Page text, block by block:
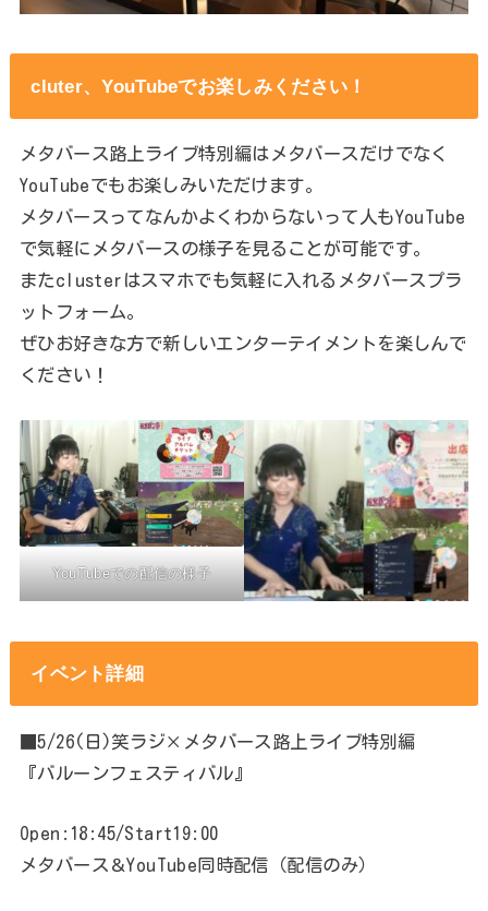
cluter、YouTubeでお楽しみください！
メタバース路上ライブ特別編はメタバースだけでなく
YouTubeでもお楽しみいただけます。
メタバースってなんかよくわからないって人もYouTube
で気軽にメタバースの様子を見ることが可能です。
またclusterはスマホでも気軽に入れるメタバースプラ
ットフォーム。
ぜひお好きな方で新しいエンターテイメントを楽しんで
ください！
YouTubeでの配信の様子
イベント詳細
■5/26(日)笑ラジ×メタバース路上ライブ特別編
『バルーンフェスティバル』
Open:18:45/Start19:00
メタバース＆YouTube同時配信（配信のみ）